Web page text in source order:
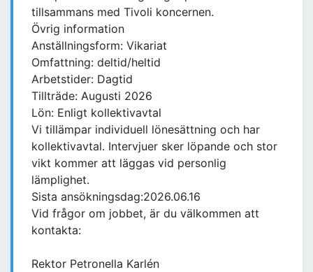
tillsammans med Tivoli koncernen.
Övrig information
Anställningsform: Vikariat
Omfattning: deltid/heltid
Arbetstider: Dagtid
Tillträde: Augusti 2026
Lön: Enligt kollektivavtal
Vi tillämpar individuell lönesättning och har
kollektivavtal. Intervjuer sker löpande och stor
vikt kommer att läggas vid personlig
lämplighet.
Sista ansökningsdag:2026.06.16
Vid frågor om jobbet, är du välkommen att
kontakta:
Rektor Petronella Karlén